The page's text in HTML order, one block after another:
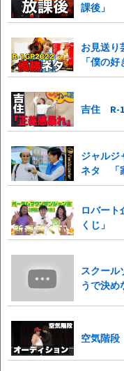
課後」
お見送
「僕の好
吉住 R-1
ジャルジ
ネタ 「
ロバー
くじ」
スクー
うで決め
空気階段